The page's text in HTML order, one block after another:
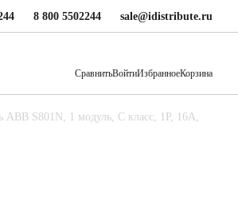
8 800 5502244 sale@idistribute.ru
СравнитьВойтиИзбранноеКорзина
ABB S801N, 1 модуль, C класс, 1P, 16А,